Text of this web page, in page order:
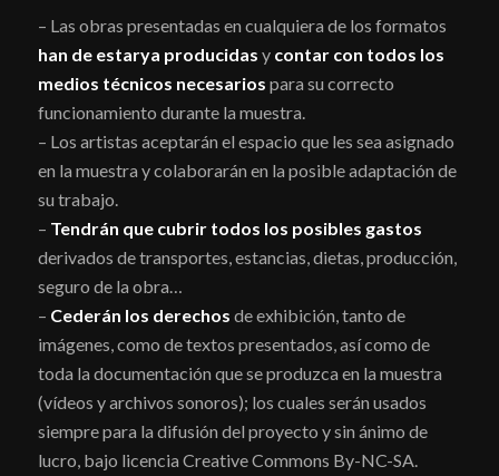
– Las obras presentadas en cualquiera de los formatos
han de estarya producidas y contar con todos los
medios técnicos necesarios para su correcto
funcionamiento durante la muestra.
– Los artistas aceptarán el espacio que les sea asignado
en la muestra y colaborarán en la posible adaptación de
su trabajo.
– Tendrán que cubrir todos los posibles gastos
derivados de transportes, estancias, dietas, producción,
seguro de la obra…
– Cederán los derechos de exhibición, tanto de
imágenes, como de textos presentados, así como de
toda la documentación que se produzca en la muestra
(vídeos y archivos sonoros); los cuales serán usados
siempre para la difusión del proyecto y sin ánimo de
lucro, bajo licencia Creative Commons By-NC-SA.